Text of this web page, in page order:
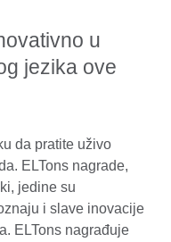
u
jezika ove
da pratite uživo
ELTons nagrade,
jedine su
i slave inovacije
ELTons nagrađuje